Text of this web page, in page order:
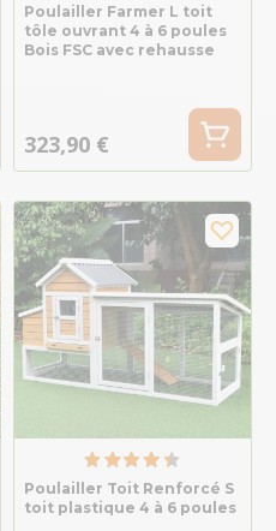
Poulailler Farmer L toit
tôle ouvrant 4 à 6 poules
Bois FSC avec rehausse
323,90 €
Poulailler Toit Renforcé S
toit plastique 4 à 6 poules